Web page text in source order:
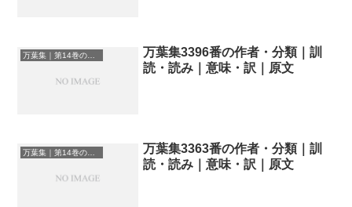
万葉集｜第14巻の和歌一覧
万葉集3396番の作者・分類｜訓
読・読み｜意味・訳｜原文
万葉集｜第14巻の和歌一覧
万葉集3363番の作者・分類｜訓
読・読み｜意味・訳｜原文